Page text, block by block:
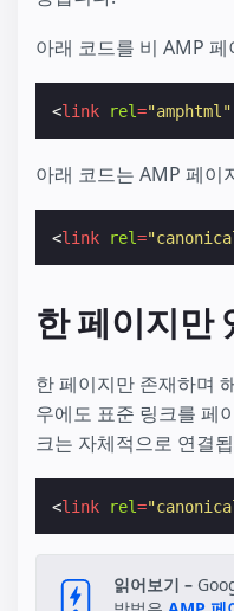
아래 코드를 비 AMP
<link rel="amphtml"
아래 코드는 AMP 페이
<link rel=
한 페이지만
한 페이지만 존재하며
우에도 표준 링크를 페
크는 자체적으로 연결
<link rel=
읽어보기 –